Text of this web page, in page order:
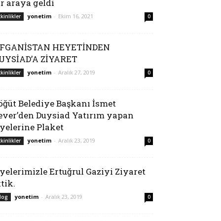
araya geldi
yonetim - Ekim 16, 2021 0
HEYETİNDEN
ZİYARET
yonetim - Aralık 27, 2019 0
Belediye Başkanı İsmet
Duysiad Yatırım yapan
Plaket
yonetim - Aralık 23, 2019 0
Ertuğrul Gaziyi Ziyaret
yonetim - Aralık 23, 2019 0